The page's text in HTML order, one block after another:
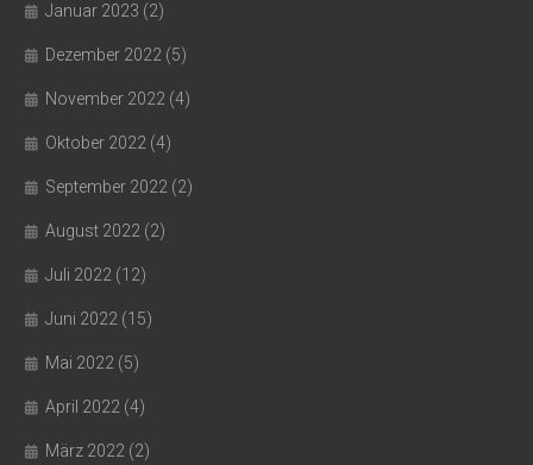
Januar 2023 (2)
Dezember 2022 (5)
November 2022 (4)
Oktober 2022 (4)
September 2022 (2)
August 2022 (2)
Juli 2022 (12)
Juni 2022 (15)
Mai 2022 (5)
April 2022 (4)
März 2022 (2)